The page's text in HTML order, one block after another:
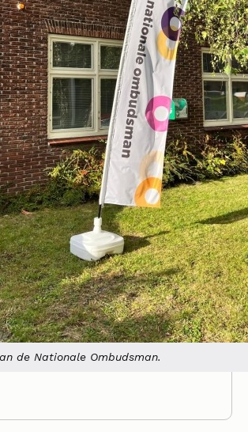
de Nationale Ombudsman.